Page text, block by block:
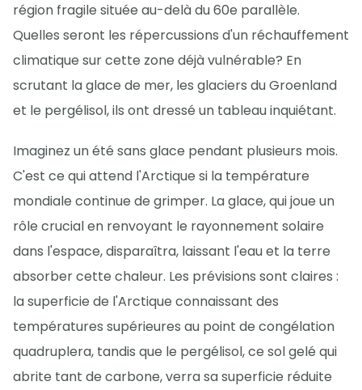
région fragile située au-delà du 60e parallèle.
Quelles seront les répercussions d'un réchauffement
climatique sur cette zone déjà vulnérable? En
scrutant la glace de mer, les glaciers du Groenland
et le pergélisol, ils ont dressé un tableau inquiétant.
Imaginez un été sans glace pendant plusieurs mois.
C'est ce qui attend l'Arctique si la température
mondiale continue de grimper. La glace, qui joue un
rôle crucial en renvoyant le rayonnement solaire
dans l'espace, disparaîtra, laissant l'eau et la terre
absorber cette chaleur. Les prévisions sont claires :
la superficie de l'Arctique connaissant des
températures supérieures au point de congélation
quadruplera, tandis que le pergélisol, ce sol gelé qui
abrite tant de carbone, verra sa superficie réduite